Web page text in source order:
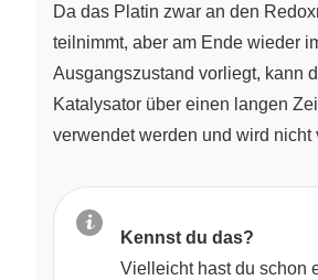
Da das Platin zwar an den
teilnimmt, aber am Ende wieder
Ausgangszustand vorliegt, kann
Katalysator über einen langen
verwendet werden und wird nicht
Kennst du das?
Vielleicht hast du schon